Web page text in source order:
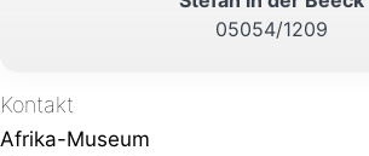
05054/1209
Kontakt
Afrika-Museum